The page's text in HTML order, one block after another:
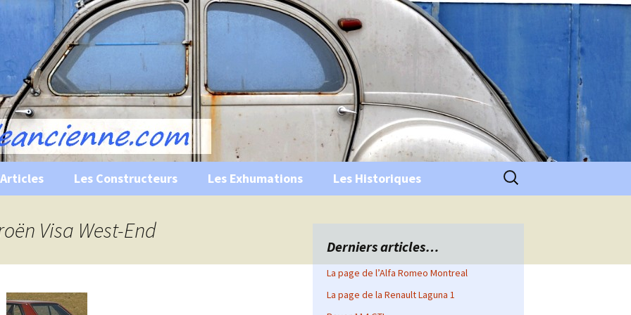
Ancienne
historiques …
Les Constructeurs Les Exhumations Les Historiques Rechercher :
Visa West-End
Derniers articles…
La page de l’Alfa Romeo Montreal
La page de la Renault Laguna 1